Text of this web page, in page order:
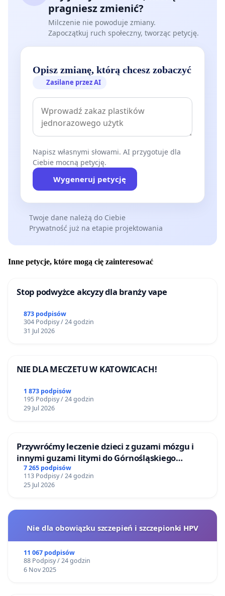
pragniesz zmienić?
Milczenie nie powoduje zmiany.
Zapoczątkuj ruch społeczny, tworząc petycję.
Opisz zmianę, którą chcesz zobaczyć
Zasilane przez AI
Napisz własnymi słowami. AI przygotuje dla
Ciebie mocną petycję.
Wygeneruj petycję
Twoje dane należą do Ciebie
Prywatność już na etapie projektowania
Inne petycje, które mogą cię zainteresować
Stop podwyżce akcyzy dla branży vape
873 podpisów
304 Podpisy / 24 godzin
31 Jul 2026
NIE DLA MECZETU W KATOWICACH!
1 873 podpisów
195 Podpisy / 24 godzin
29 Jul 2026
Przywróćmy leczenie dzieci z guzami mózgu i
innymi guzami litymi do Górnośląskiego
Centrum Zdrowia Dziecka w Katowicach
7 265 podpisów
113 Podpisy / 24 godzin
25 Jul 2026
Nie dla obowiązku szczepień i szczepionki HPV
11 067 podpisów
88 Podpisy / 24 godzin
6 Nov 2025